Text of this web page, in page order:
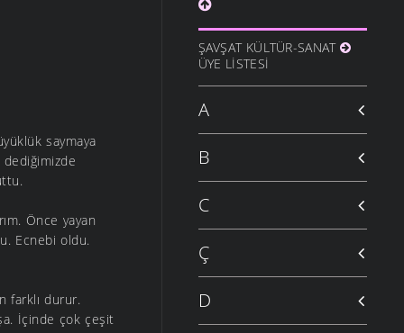
saymaya
dediğimizde
Önce yayan
Ecnebi oldu.
farklı durur.
İçinde çok çeşit
ŞAVŞAT KÜLTÜR-SANAT
ÜYE LISTESI
A
B
C
Ç
D